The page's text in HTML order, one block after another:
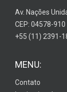
Av. Nações
CEP: 04578-910
+55 (11) 2391-
MENU:
Contato